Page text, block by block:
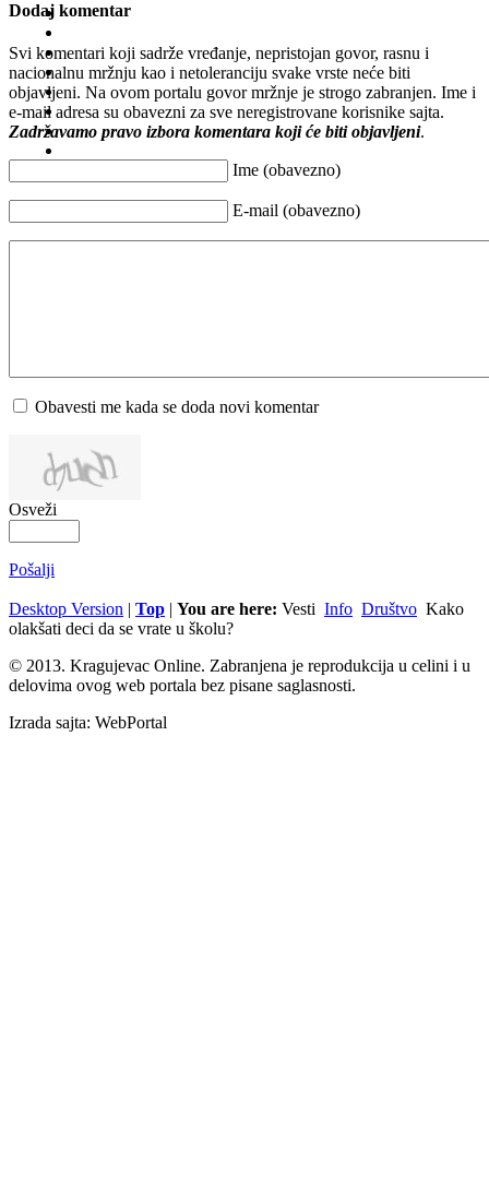
Dodaj komentar
Svi komentari koji sadrže vređanje, nepristojan govor, rasnu i
nacionalnu mržnju kao i netoleranciju svake vrste neće biti
objavljeni. Na ovom portalu govor mržnje je strogo zabranjen. Ime i
e-mail adresa su obavezni za sve neregistrovane korisnike sajta.
Zadržavamo pravo izbora komentara koji će biti objavljeni.
Ime (obavezno)
E-mail (obavezno)
Obavesti me kada se doda novi komentar
Osveži
Pošalji
Desktop Version | Top | You are here: Vesti Info Društvo Kako
olakšati deci da se vrate u školu?
© 2013. Kragujevac Online. Zabranjena je reprodukcija u celini i u
delovima ovog web portala bez pisane saglasnosti.
Izrada sajta: WebPortal